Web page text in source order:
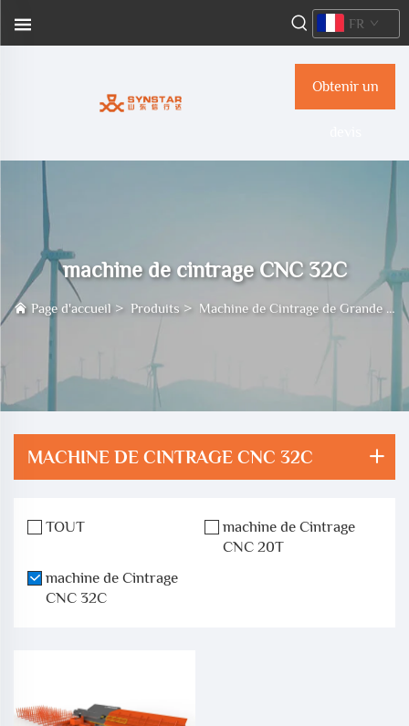
Obtenir un
FR
machine de cintrage CNC 32C
Page d'accueil > Produits > Machine de Cintrage de Grande Taille
MACHINE DE CINTRAGE CNC 32C
TOUT
machine de Cintrage
CNC 20T
machine de Cintrage
CNC 32C